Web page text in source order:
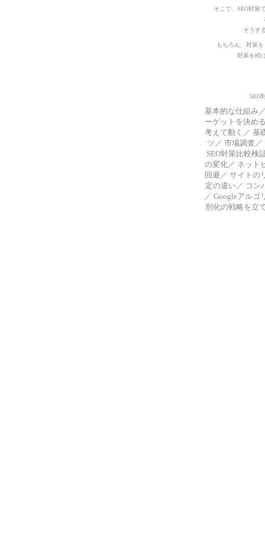
そこで、SEO対策
そうす
もちろん、対策
対策を続
SEO
基本的な仕組み
ーゲットを決め
考えて動く ／ 基
ツ ／ 市場調査 ／
SEO対策比較検
の変化／ ネット
回避 ／ サイトの
定の違い／ コン
／ Googleアルゴ
別化の戦略を立